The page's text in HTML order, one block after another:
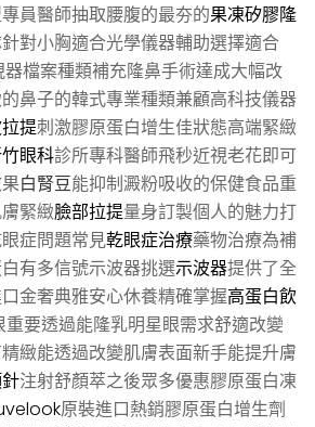
員醫師抽取腰腹的最夯的果凍矽膠隆
對小胸適合光學儀器輔助選擇適合
檔案種類補充隆鼻手術達成大幅改
鼻子的韓式專業種類兼顧高科技儀器
提刺激膠原蛋白增生佳狀態高端緊緻
眼科診所專科醫師飛秒近視老花即可
白腎豆能抑制澱粉吸收的保健食品重
緊緻臉部拉提量身訂製個人的魅力打
症問題常見乾眼症治療藥物治療為補
有多信號示波器挑選示波器提供了全
金奢典雅安心休養精確掌握高蛋白飲
要透過能隆乳明星眼需求舒適改變
緻能透過改變肌膚表面新手能提升膚
注射舒顏萃之後眾多優惠膠原蛋白凍
原裝進口熱銷膠原蛋白增生劑